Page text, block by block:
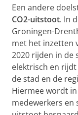
Een andere
CO2-uitstoot. In
Groningen-
met het inzetten
2020 rijden in de
elektrisch en
de stad en de
Hiermee wordt
medewerkers en